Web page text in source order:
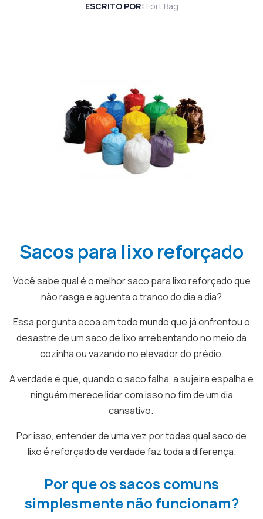
ESCRITO POR: Fort Bag
Sacos para lixo reforçado
Você sabe qual é o melhor saco para lixo reforçado que
não rasga e aguenta o tranco do dia a dia?
Essa pergunta ecoa em todo mundo que já enfrentou o
desastre de um saco de lixo arrebentando no meio da
cozinha ou vazando no elevador do prédio.
A verdade é que, quando o saco falha, a sujeira espalha e
ninguém merece lidar com isso no fim de um dia
cansativo.
Por isso, entender de uma vez por todas qual saco de
lixo é reforçado de verdade faz toda a diferença.
Por que os sacos comuns
simplesmente não funcionam?